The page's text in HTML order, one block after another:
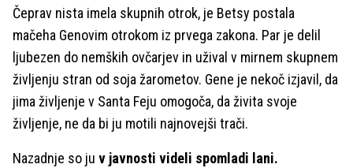
Čeprav nista imela skupnih otrok, je Betsy postala
mačeha Genovim otrokom iz prvega zakona. Par je delil
ljubezen do nemških ovčarjev in užival v mirnem skupnem
življenju stran od soja žarometov. Gene je nekoč izjavil, da
jima življenje v Santa Feju omogoča, da živita svoje
življenje, ne da bi ju motili najnovejši trači.
Nazadnje so ju v javnosti videli spomladi lani.